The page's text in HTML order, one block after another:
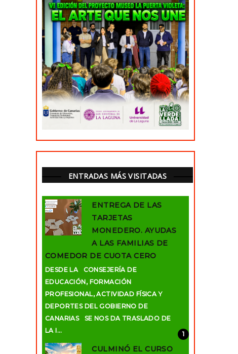
ENTRADAS MÁS VISITADAS
ENTREGA DE LAS
TARJETAS
MONEDERO. AYUDAS
A LAS FAMILIAS DE
COMEDOR DE CUOTA CERO
DESDE LA CONSEJERÍA DE
EDUCACIÓN, FORMACIÓN
PROFESIONAL, ACTIVIDAD FÍSICA Y
DEPORTES DEL GOBIERNO DE
CANARIAS SE NOS DA TRASLADO DE
LA I...
CULMINÓ EL CURSO